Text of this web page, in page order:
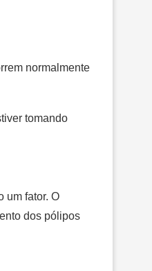
normalmente
tomando
um fator. O
dos pólipos